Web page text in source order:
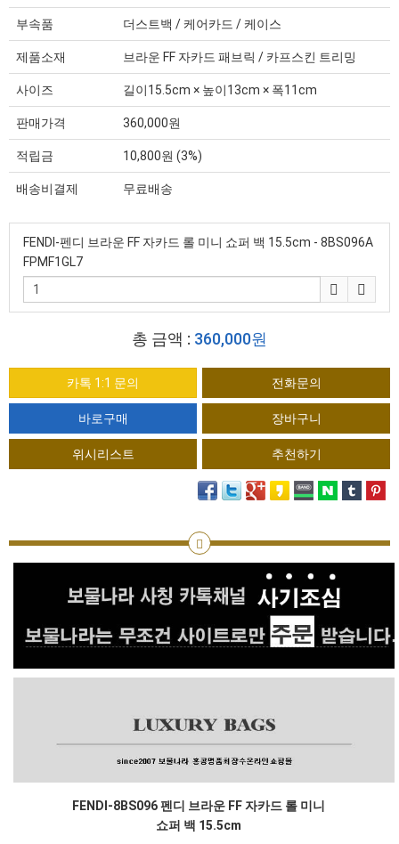
부속품 더스트백 / 케어카드 / 케이스
제품소재 브라운 FF 자카드 패브릭 / 카프스킨 트리밍
사이즈 길이15.5cm × 높이13cm × 폭11cm
판매가격 360,000원
적립금 10,800원 (3%)
배송비결제 무료배송
FENDI-펜디 브라운 FF 자카드 롤 미니 쇼퍼 백 15.5cm - 8BS096A
FPMF1GL7
총 금액 : 360,000원
카톡 1:1 문의 전화문의
위시리스트 추천하기
FENDI-8BS096 펜디 브라운 FF 자카드 롤 미니
쇼퍼 백 15.5cm